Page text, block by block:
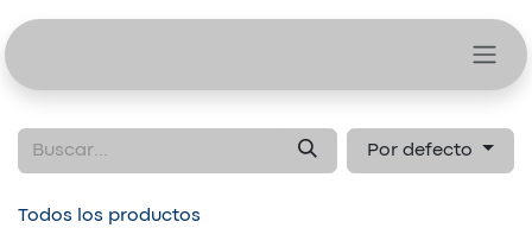
Todos los productos
Por defecto